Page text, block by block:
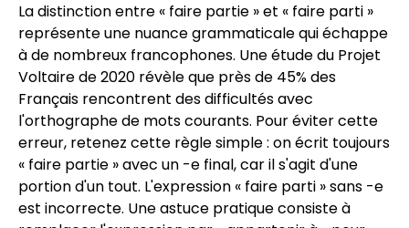
La distinction entre « faire partie » et « faire parti »
représente une nuance grammaticale qui échappe
à de nombreux francophones. Une étude du Projet
Voltaire de 2020 révèle que près de 45% des
Français rencontrent des difficultés avec
l'orthographe de mots courants. Pour éviter cette
erreur, retenez cette règle simple : on écrit toujours
« faire partie » avec un -e final, car il s'agit d'une
portion d'un tout. L'expression « faire parti » sans -e
est incorrecte. Une astuce pratique consiste à